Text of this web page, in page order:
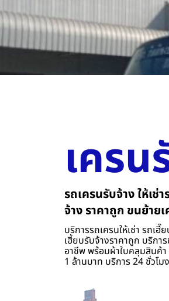
เครน
รถเครนรับจ้าง ให้เ
จ้าง ราคาถูก ขนย้าย
บริการรถเครนให้เช่า รถเ
เฮี้ยบรับจ้างราคาถูก บริกา
อาชีพ พร้อมผ้าใบคลุมสินค้
1 ล้านบาท บริการ 24 ชั่วโมง